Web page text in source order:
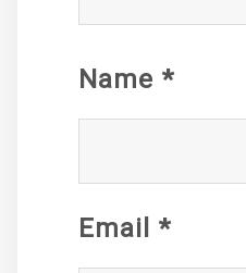
Name *
Email *